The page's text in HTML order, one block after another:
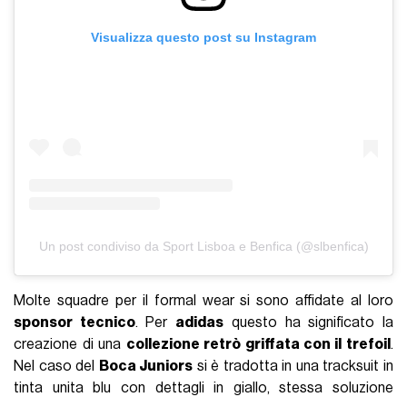
Visualizza questo post su Instagram
Un post condiviso da Sport Lisboa e Benfica (@slbenfica)
Molte squadre per il formal wear si sono affidate al loro
sponsor tecnico. Per adidas questo ha significato la
creazione di una collezione retrò griffata con il trefoil .
Nel caso del
Boca Juniors si è tradotta in una tracksuit in
tinta unita blu con dettagli in giallo, stessa soluzione